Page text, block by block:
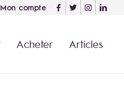
Mon compte
Acheter Articles